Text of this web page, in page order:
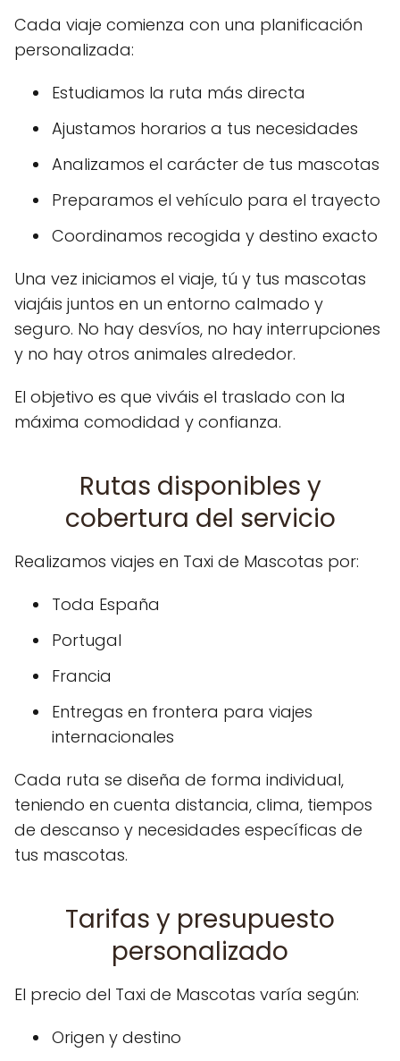
Cada viaje comienza con una planificación
personalizada:
Estudiamos la ruta más directa
Ajustamos horarios a tus necesidades
Analizamos el carácter de tus mascotas
Preparamos el vehículo para el trayecto
Coordinamos recogida y destino exacto
Una vez iniciamos el viaje, tú y tus mascotas
viajáis juntos en un entorno calmado y
seguro. No hay desvíos, no hay interrupciones
y no hay otros animales alrededor.
El objetivo es que viváis el traslado con la
máxima comodidad y confianza.
Rutas disponibles y
cobertura del servicio
Realizamos viajes en Taxi de Mascotas por:
Toda España
Portugal
Francia
Entregas en frontera para viajes
internacionales
Cada ruta se diseña de forma individual,
teniendo en cuenta distancia, clima, tiempos
de descanso y necesidades específicas de
tus mascotas.
Tarifas y presupuesto
personalizado
El precio del Taxi de Mascotas varía según:
Origen y destino